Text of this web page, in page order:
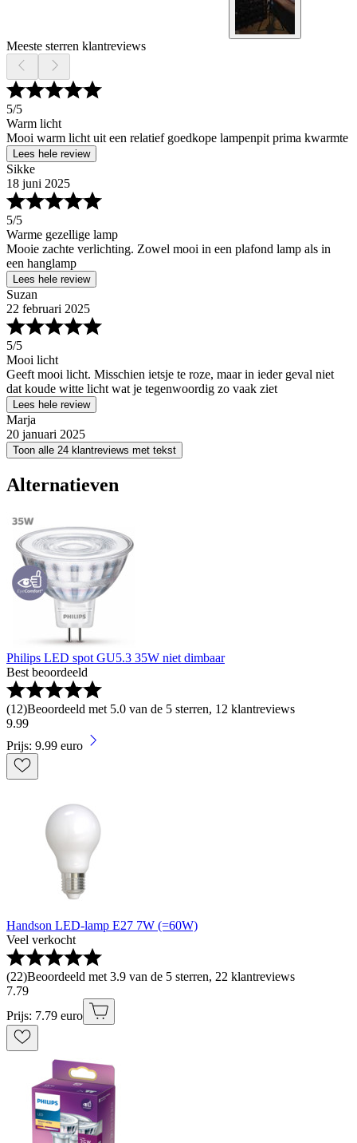
Meeste sterren klantreviews
5/5
Warm licht
Mooi warm licht uit een relatief goedkope lampenpit prima kwarmte
Lees hele review
Sikke
18 juni 2025
5/5
Warme gezellige lamp
Mooie zachte verlichting. Zowel mooi in een plafond lamp als in
een hanglamp
Lees hele review
Suzan
22 februari 2025
5/5
Mooi licht
Geeft mooi licht. Misschien ietsje te roze, maar in ieder geval niet
dat koude witte licht wat je tegenwoordig zo vaak ziet
Lees hele review
Marja
20 januari 2025
Toon alle 24 klantreviews met tekst
Alternatieven
Philips LED spot GU5.3 35W niet dimbaar
Best beoordeeld
(12)Beoordeeld met 5.0 van de 5 sterren, 12 klantreviews
9.99
Prijs: 9.99 euro
Handson LED-lamp E27 7W (=60W)
Veel verkocht
(22)Beoordeeld met 3.9 van de 5 sterren, 22 klantreviews
7.79
Prijs: 7.79 euro